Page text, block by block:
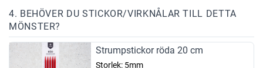
4. BEHÖVER DU STICKOR/VIRKNÅLAR TILL DETTA
MÖNSTER?
Strumpstickor röda 20 cm
Storlek: 5mm